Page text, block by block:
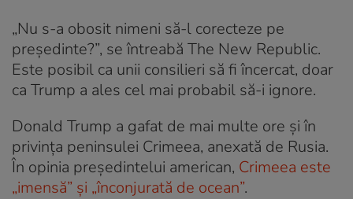
„Nu s-a obosit nimeni să-l corecteze pe
președinte?”, se întreabă The New Republic.
Este posibil ca unii consilieri să fi încercat, doar
ca Trump a ales cel mai probabil să-i ignore.
Donald Trump a gafat de mai multe ore și în
privința peninsulei Crimeea, anexată de Rusia.
În opinia președintelui american, Crimeea este
„imensă” și „înconjurată de ocean”.